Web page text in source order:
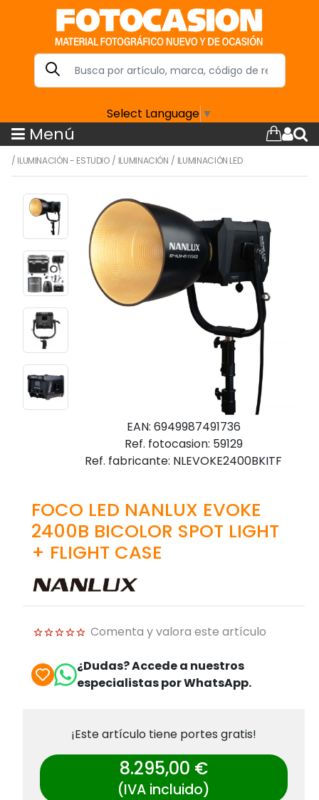
Select Language ▼
Menú
/ ILUMINACIÓN - ESTUDIO/ ILUMINACIÓN / ILUMINACIÓN LED
EAN: 6949987491736
Ref. fotocasion: 59129
Ref. fabricante: NLEVOKE2400BKITF
FOCO LED NANLUX EVOKE
2400B BICOLOR SPOT LIGHT
+ FLIGHT CASE
Comenta y valora este artículo
¿Dudas? Accede a nuestros
especialistas por WhatsApp.
¡Este artículo tiene portes gratis!
8.295,00 €
(IVA incluido)